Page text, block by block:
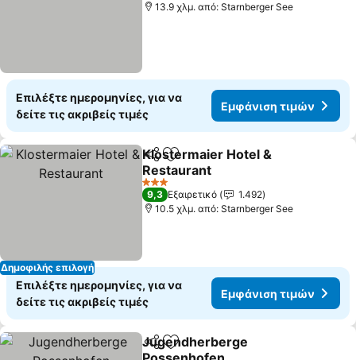
13.9 χλμ. από: Starnberger See
Επιλέξτε ημερομηνίες, για να
δείτε τις ακριβείς τιμές
Εμφάνιση τιμών
Δημοφιλής επιλογή
Κοινοποίηση
Προσθήκη στα αγαπημένα
Klostermaier Hotel &
Restaurant
3 Αστέρια
9,3 Εξαιρετικό
1.492
10.5 χλμ. από: Starnberger See
Επιλέξτε ημερομηνίες, για να
δείτε τις ακριβείς τιμές
Εμφάνιση τιμών
Κοινοποίηση
Προσθήκη στα αγαπημένα
Jugendherberge